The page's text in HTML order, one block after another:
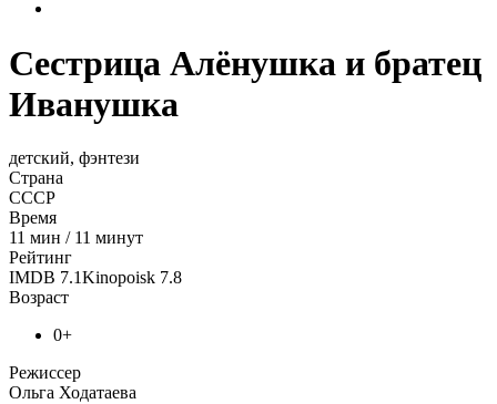
Сестрица Алёнушка и братец
Иванушка
детский, фэнтези
Страна
СССР
Время
11 мин / 11 минут
Рейтинг
IMDB 7.1Kinopoisk 7.8
Возраст
0+
Режиссер
Ольга Ходатаева